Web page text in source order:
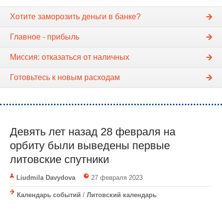
Хотите заморозить деньги в банке?
Главное - прибыль
Миссия: отказаться от наличных
Готовьтесь к новым расходам
Девять лет назад 28 февраля на
орбиту были выведены первые
литовские спутники
Liudmila Davydova 27 февраля 2023
Календарь событий / Литовский календарь